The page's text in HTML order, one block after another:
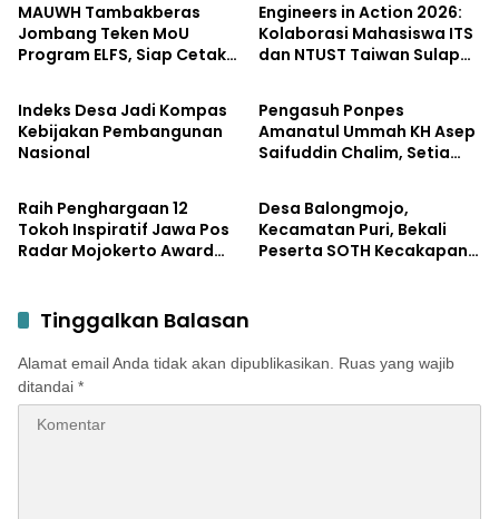
MAUWH Tambakberas
Jombang Teken MoU
Program ELFS, Siap Cetak
Engineers in Action 2026:
Kolaborasi Mahasiswa ITS
dan NTUST Taiwan Sulap
Berkelanjutan
Pendidikan
Indeks Desa Jadi Kompas
Kebijakan Pembangunan
Nasional
Pemerintahan
Pengasuh Ponpes
Amanatul Ummah KH Asep
Saifuddin Chalim, Setia
Pemerintahan
Raih Penghargaan 12
Tokoh Inspiratif Jawa Pos
Radar Mojokerto Award
Kontribusi dalam
Pembangunan Daerah
Pemerintahan
Desa Balongmojo,
Kecamatan Puri, Bekali
Peserta SOTH Kecakapan
Tinggalkan Balasan
Alamat email Anda tidak akan dipublikasikan.
Ruas yang wajib
ditandai *